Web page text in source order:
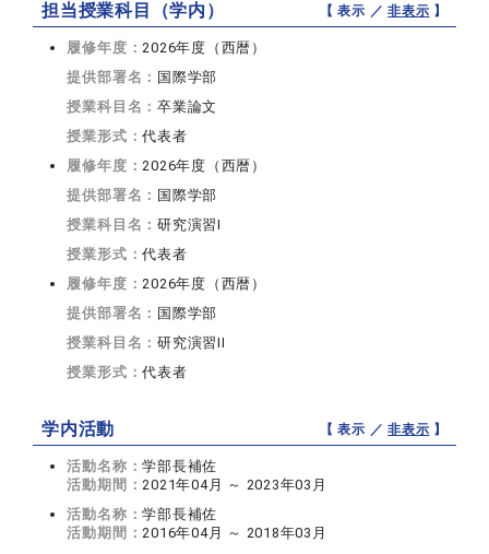
担当授業科目（学内） 【 表示 ／非表示 】
履修年度：2026年度（西暦）
提供部署名： 国際学部
授業科目名：卒業論文
授業形式：代表者
履修年度：2026年度（西暦）
提供部署名： 国際学部
授業科目名：研究演習I
授業形式：代表者
履修年度：2026年度（西暦）
提供部署名： 国際学部
授業科目名：研究演習II
授業形式：代表者
学内活動 【 表示 ／非表示 】
活動名称：学部長補佐
活動期間：2021年04月 ～ 2023年03月
活動名称：学部長補佐
活動期間：2016年04月 ～ 2018年03月